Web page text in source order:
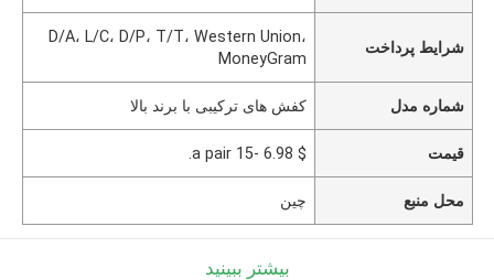
شرایط پرداخت
D/A، L/C، D/P، T/T، Western Union،
MoneyGram
شماره مدل کفش های ترکیبی با برند بالا
قیمت $ 6.98 -15 a pair.
محل منبع چین
بیشتر ببینید